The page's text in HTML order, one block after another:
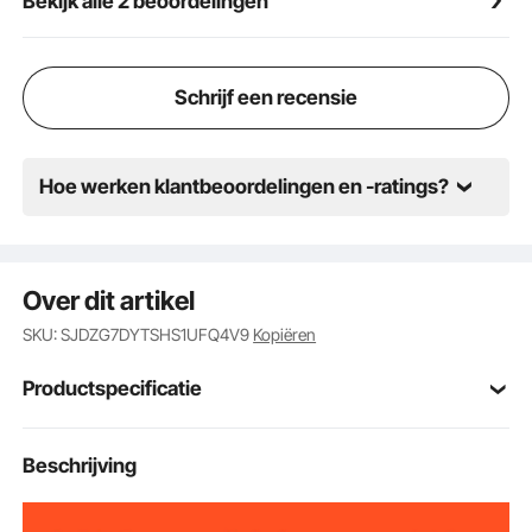
Schrijf een recensie
Hoe werken klantbeoordelingen en -ratings?
Over dit artikel
SKU: SJDZG7DYTSHS1UFQ4V9 Kopiëren
Productspecificatie
Artikelmodelnum
mer
Beschrijving